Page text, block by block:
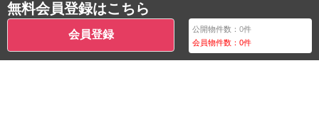
無料会員登録はこちら
会員登録 公開物件数：0件
会員物件数：0件